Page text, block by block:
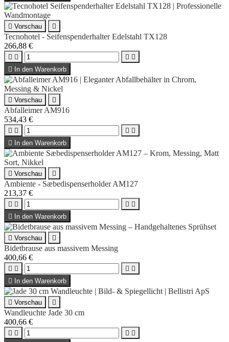
 Vorschau 
Tecnohotel - Seifenspenderhalter Edelstahl TX128
266,88 €
   
 In den Warenkorb
 Vorschau 
Abfalleimer AM916
534,43 €
   
 In den Warenkorb
 Vorschau 
Ambiente - Sæbedispenserholder AM127
213,37 €
   
 In den Warenkorb
 Vorschau 
Bidetbrause aus massivem Messing
400,66 €
   
 In den Warenkorb
 Vorschau 
Wandleuchte Jade 30 cm
400,66 €
   